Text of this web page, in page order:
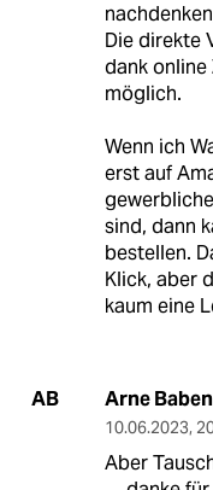
Die direkte
dank online
möglich.
Wenn ich
erst auf
sind, dann
bestellen.
Klick, aber
kaum eine
AB Arne
10.06.2023,
Aber